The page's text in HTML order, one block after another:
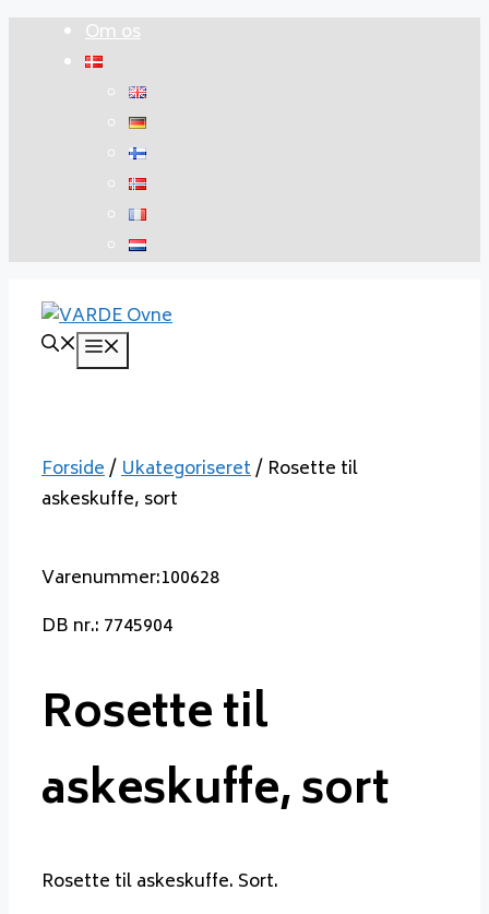
Om os
Forside/Ukategoriseret/ Rosette til
askeskuffe, sort
Varenummer:100628
DB nr.: 7745904
Rosette til
askeskuffe, sort
Rosette til askeskuffe. Sort.